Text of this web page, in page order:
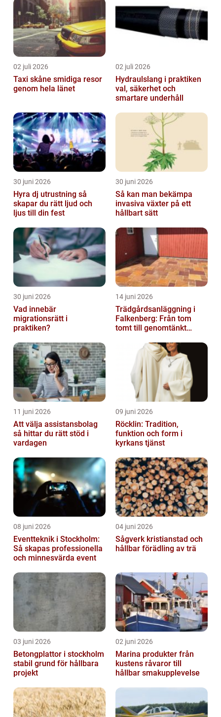
02 juli 2026
Taxi skåne smidiga resor
genom hela länet
02 juli 2026
Hydraulslang i praktiken
val, säkerhet och
smartare underhåll
30 juni 2026
Hyra dj utrustning så
skapar du rätt ljud och
ljus till din fest
30 juni 2026
Så kan man bekämpa
invasiva växter på ett
hållbart sätt
30 juni 2026
Vad innebär
migrationsrätt i
praktiken?
14 juni 2026
Trädgårdsanläggning i
Falkenberg: Från tom
tomt till genomtänkt
11 juni 2026
Att välja assistansbolag
så hittar du rätt stöd i
vardagen
09 juni 2026
Röcklin: Tradition,
funktion och form i
kyrkans tjänst
08 juni 2026
Eventteknik i Stockholm:
Så skapas professionella
och minnesvärda event
04 juni 2026
Sågverk kristianstad och
hållbar förädling av trä
03 juni 2026
Betongplattor i stockholm
stabil grund för hållbara
projekt
02 juni 2026
Marina produkter från
kustens råvaror till
hållbar smakupplevelse